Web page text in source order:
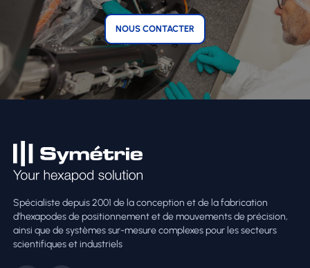
NOUS CONTACTER
Spécialiste depuis 2001 de la conception et de la fabrication
d’hexapodes de positionnement et de mouvements de précision,
ainsi que de systèmes sur-mesure complexes pour les secteurs
scientifiques et industriels